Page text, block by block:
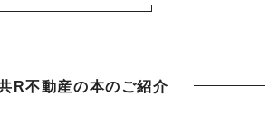
R不動産の本のご紹介